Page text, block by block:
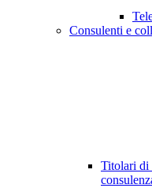
Consulenti e
Titolari di